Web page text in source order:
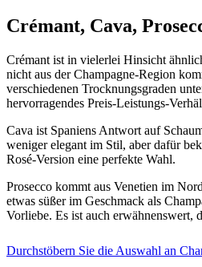
Crémant, Cava,
Crémant ist in vielerlei Hinsicht
nicht aus der Champagne-Region
verschiedenen Trocknungsgraden
hervorragendes Preis-Leistungs-
Cava ist Spaniens Antwort auf
weniger elegant im Stil, aber dafür
Rosé-Version eine perfekte Wahl.
Prosecco kommt aus Venetien im
etwas süßer im Geschmack als
Vorliebe. Es ist auch erwähnenswert,
Durchstöbern Sie die Auswahl an